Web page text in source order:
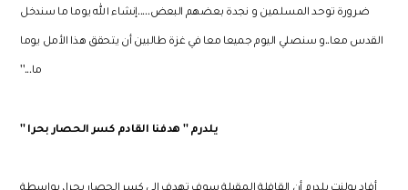
ضرورة توحد المسلمين و نجدة بعضهم البعض.....إنشاء الله يوما ما سندخل
القدس معا..و سنصلي اليوم جميعا معا في غزة طالبين أن يتحقق هذا الأمل يوما
ما...''
يلدرم'' هدفنا القادم كسر الحصار بحرا''
أفاد بولنت يلدرم أن القافلة المقبلة سوف تهدف إلى كسر الحصار بحرا، بواسطة